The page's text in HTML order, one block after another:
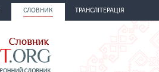
СЛОВНИК ТРАНСЛІТЕРАЦІЯ